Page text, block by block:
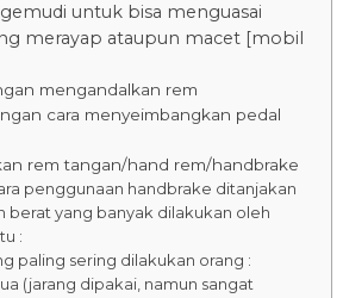
untuk bisa menguasai
merayap ataupun macet [mobil
mengandalkan rem
cara menyeimbangkan pedal
rem tangan/hand rem/handbrake
penggunaan handbrake ditanjakan
berat yang banyak dilakukan oleh
:
paling sering dilakukan orang :
(jarang dipakai, namun sangat